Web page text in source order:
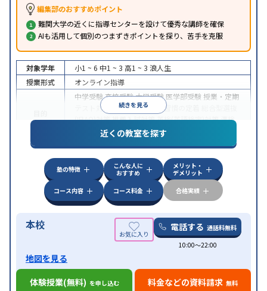
編集部のおすすめポイント
難関大学の近くに指導センターを設けて優秀な講師を確保
AIも活用して個別のつまずきポイントを探り、苦手を克服
続きを見る
対象学年 小1 ~ 6 中1 ~ 3 高1 ~ 3 浪人生
授業形式
オンライン指導
中学受験高校受験大学受験 医学部受験 授業・定期
テスト対策
内申点対策 学習習慣の定着
(旧AO)対策推薦入試対策英検(英語検定)対策漢検
(漢字検定)対策
中高一貫校生に対応成績保証制度あり授業の振替
可能不登校生に対応学習にPC・タブレットを利用
オンライン対応1科目から受講可能
近くの教室を探す
塾の特徴
こんな人に
おすすめ
メリット・
デメリット
コース内容
コース料金 合格実績
本校 電話する 通話料無料
10:00〜22:00
地図を見る
体験授業(無料) を申し込む 料金などの資料請求 無料